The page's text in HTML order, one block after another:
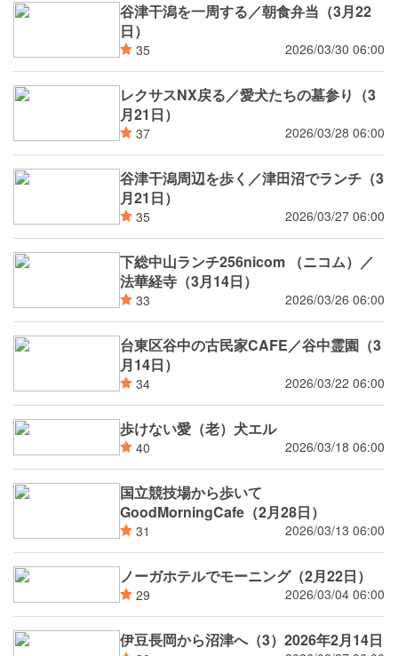
谷津干潟を一周する／朝食弁当（3月22
日）
35 2026/03/30 06:00
レクサスNX戻る／愛犬たちの墓参り（3
月21日）
37 2026/03/28 06:00
谷津干潟周辺を歩く／津田沼でランチ（3
月21日）
35 2026/03/27 06:00
下総中山ランチ256nicom （ニコム）／
法華経寺（3月14日）
33 2026/03/26 06:00
台東区谷中の古民家CAFE／谷中霊園（3
月14日）
34 2026/03/22 06:00
歩けない愛（老）犬エル
40 2026/03/18 06:00
国立競技場から歩いて
GoodMorningCafe（2月28日）
31 2026/03/13 06:00
ノーガホテルでモーニング（2月22日）
29 2026/03/04 06:00
伊豆長岡から沼津へ（3）2026年2月14日